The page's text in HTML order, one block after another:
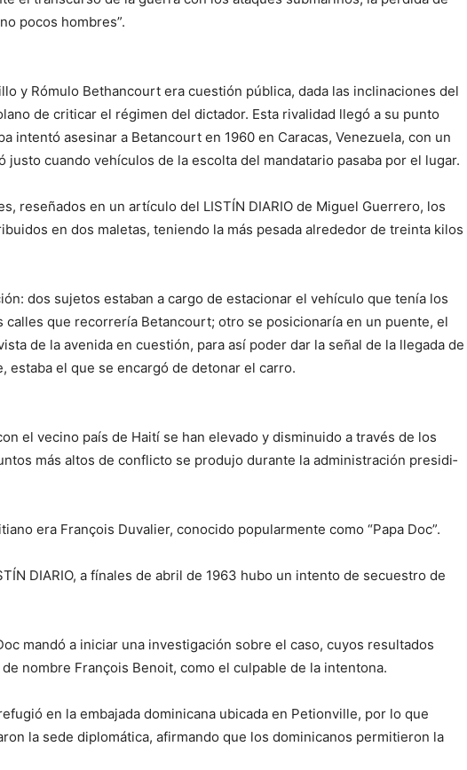
pocos hombres”.
y Rómulo Bethancourt era cuestión pública, dada las inclinaciones del
de criticar el régimen del dic­tador. Esta rivalidad llegó a su punto
intentó asesinar a Betancourt en 1960 en Ca­racas, Venezuela, con un
jus­to cuando vehículos de la escolta del mandatario pa­saba por el lugar.
reseñados en un artí­culo del LISTÍN DIARIO de Miguel Guerrero, los
en dos maletas, teniendo la más pesada alrededor de treinta kilos
dos sujetos estaban a cargo de estacionar el vehí­culo que tenía los
calles que recorrería Betancourt; otro se posicionaría en un puen­te, el
de la avenida en cuestión, para así poder dar la señal de la llegada de
es­taba el que se encargó de detonar el carro.
el vecino país de Haití se han elevado y disminuido a través de los
más altos de conflicto se produjo duran­te la administración presidi­
era François Duvalier, conocido popularmente co­mo “Papa Doc”.
DIARIO, a fínales de abril de 1963 hubo un in­tento de secuestro de
mandó a iniciar una investigación sobre el ca­so, cuyos resultados
nom­bre François Benoit, como el culpable de la intentona.
en la embajada domi­nicana ubicada en Petion­ville, por lo que
la sede diplomática, afirmando que los dominicanos permitie­ron la